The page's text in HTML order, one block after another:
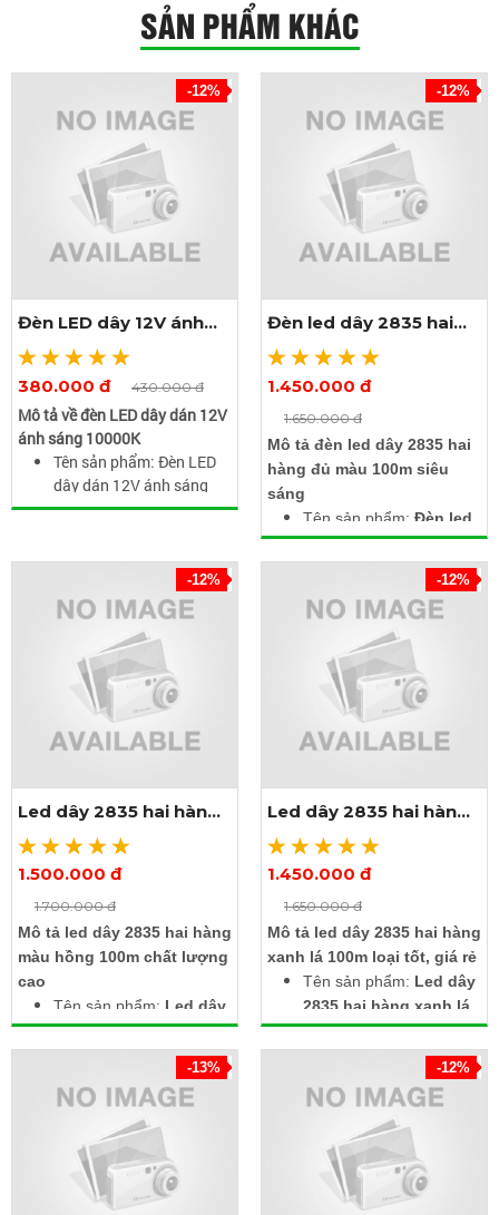
SẢN PHẨM KHÁC
-12%
Xem thêm ảnh
Đèn LED dây 12V ánh
sáng 10000K
380.000 đ
430.000 đ
Mô tả về đèn LED dây dán 12V
ánh sáng 10000K
Tên sản phẩm: Đèn LED
dây dán 12V ánh sáng
10000K
(10000K)
Kích thước: Dài 20m x
rộng 6mm
-12%
Xem thêm ảnh
Đèn led dây 2835 hai
hàng đủ màu 100m
1.450.000 đ
1.650.000 đ
Mô tả đèn led dây 2835 hai
hàng đủ màu 100m siêu
sáng
Tên sản phẩm: Đèn led
dây 2835 hai hàng đủ
màu 100m
Kích thước: Rộng 12mm
x dày 5mm x dài 100m
Chip led: SMD2835
Số lượng led: 120 led/m
Dùng được ngoài trời,
chống nước
dây nguồn tải 100m
trị giá 100.000đ /
dây khi mua 1 cuộn led
-12%
Xem thêm ảnh
Led dây 2835 hai hàng
màu hồng 100m
1.500.000 đ
1.700.000 đ
Mô tả led dây 2835 hai hàng
màu hồng 100m chất lượng
cao
Tên sản phẩm: Led dây
2835 hai hàng màu
hồng 100m
Kích thước: Rộng 12mm
x dày 5mm x dài 100m
Chip led: SMD2835
Số lượng led: 120 led/m
Chống nước, dùng
-12%
Xem thêm ảnh
Led dây 2835 hai hàng
xanh lá 100m
1.450.000 đ
1.650.000 đ
Mô tả led dây 2835 hai hàng
xanh lá 100m loại tốt, giá rẻ
Tên sản phẩm: Led dây
2835 hai hàng xanh lá
100m
Điện áp: 220V
Kích thước: Rộng 12mm
x dày 5mm x dài 100m
Chip led: SMD2835
Số lượng led: 120 led/m
Chống nước, dùng được
ngoài trời
-13% -12%